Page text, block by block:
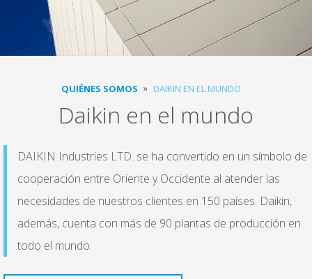
QUIÉNES SOMOS DAIKIN EN EL MUNDO
Daikin en el mundo
DAIKIN Industries LTD. se ha convertido en un símbolo de
cooperación entre Oriente y Occidente al atender las
necesidades de nuestros clientes en 150 países. Daikin,
además, cuenta con más de 90 plantas de producción en
todo el mundo.